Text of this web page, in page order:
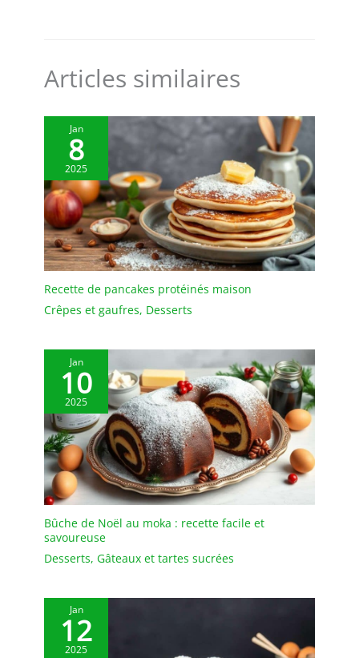
Articles similaires
Jan
8
2025
Recette de pancakes protéinés maison
Crêpes et gaufres, Desserts
Jan
10
2025
Bûche de Noël au moka : recette facile et
savoureuse
Desserts, Gâteaux et tartes sucrées
Jan
12
2025